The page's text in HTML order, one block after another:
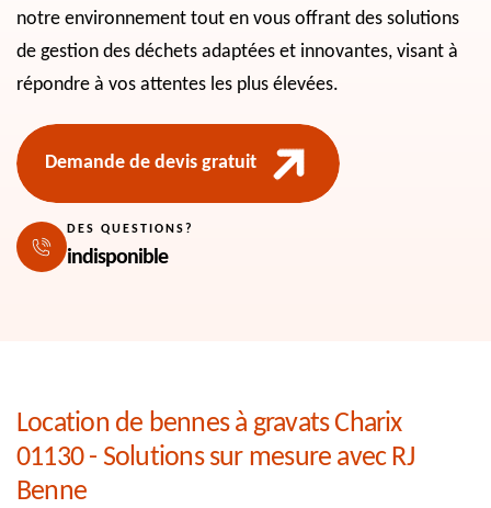
notre environnement tout en vous offrant des solutions
de gestion des déchets adaptées et innovantes, visant à
répondre à vos attentes les plus élevées.
Demande de devis gratuit
DES QUESTIONS?
indisponible
Location de bennes à gravats Charix
01130 - Solutions sur mesure avec RJ
Benne